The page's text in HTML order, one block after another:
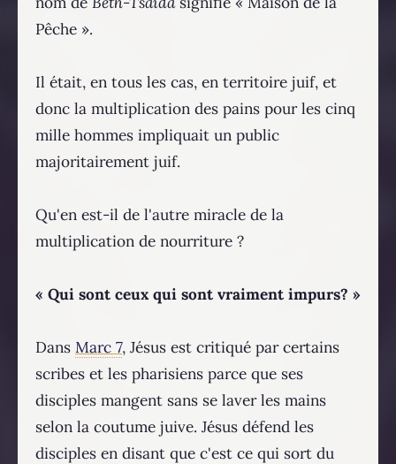
Pêche ».
Il était, en tous les cas, en territoire juif, et
donc la multiplication des pains pour les cinq
mille hommes impliquait un public
majoritairement juif.
Qu'en est-il de l'autre miracle de la
multiplication de nourriture ?
« Qui sont ceux qui sont vraiment impurs? »
Dans Marc 7, Jésus est critiqué par certains
scribes et les pharisiens parce que ses
disciples mangent sans se laver les mains
selon la coutume juive. Jésus défend les
disciples en disant que c'est ce qui sort du